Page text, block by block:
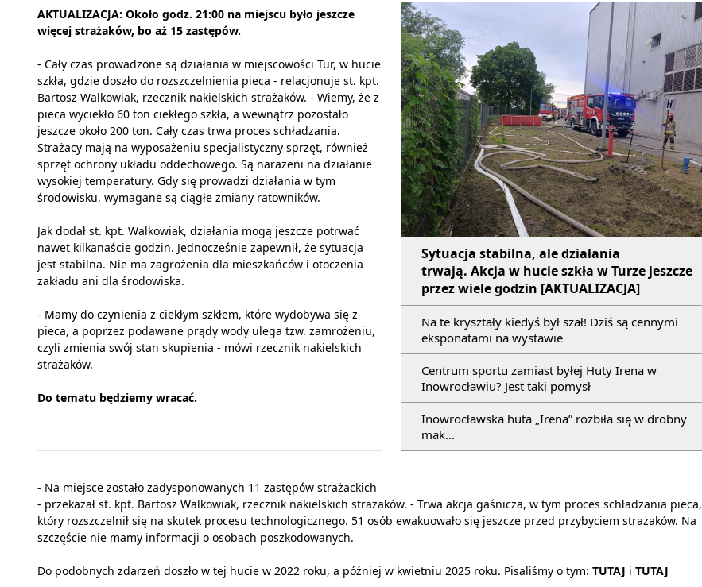
Sytuacja stabilna, ale działania
trwają. Akcja w hucie szkła w Turze jeszcze
przez wiele godzin [AKTUALIZACJA]
Na te kryształy kiedyś był szał! Dziś są cennymi
eksponatami na wystawie
Centrum sportu zamiast byłej Huty Irena w
Inowrocławiu? Jest taki pomysł
Inowrocławska huta „Irena” rozbiła się w drobny
mak...
AKTUALIZACJA: Około godz. 21:00 na miejscu było jeszcze
więcej strażaków, bo aż 15 zastępów.
- Cały czas prowadzone są działania w miejscowości Tur, w hucie
szkła, gdzie doszło do rozszczelnienia pieca - relacjonuje st. kpt.
Bartosz Walkowiak, rzecznik nakielskich strażaków. - Wiemy, że z
pieca wyciekło 60 ton ciekłego szkła, a wewnątrz pozostało
jeszcze około 200 ton. Cały czas trwa proces schładzania.
Strażacy mają na wyposażeniu specjalistyczny sprzęt, również
sprzęt ochrony układu oddechowego. Są narażeni na działanie
wysokiej temperatury. Gdy się prowadzi działania w tym
środowisku, wymagane są ciągłe zmiany ratowników.
Jak dodał st. kpt. Walkowiak, działania mogą jeszcze potrwać
nawet kilkanaście godzin. Jednocześnie zapewnił, że sytuacja
jest stabilna. Nie ma zagrożenia dla mieszkańców i otoczenia
zakładu ani dla środowiska.
- Mamy do czynienia z ciekłym szkłem, które wydobywa się z
pieca, a poprzez podawane prądy wody ulega tzw. zamrożeniu,
czyli zmienia swój stan skupienia - mówi rzecznik nakielskich
strażaków.
Do tematu będziemy wracać.
- Na miejsce zostało zadysponowanych 11 zastępów strażackich
- przekazał st. kpt. Bartosz Walkowiak, rzecznik nakielskich strażaków. - Trwa akcja gaśnicza, w tym proces schładzania pieca,
który rozszczelnił się na skutek procesu technologicznego. 51 osób ewakuowało się jeszcze przed przybyciem strażaków. Na
szczęście nie mamy informacji o osobach poszkodowanych.
Do podobnych zdarzeń doszło w tej hucie w 2022 roku, a później w kwietniu 2025 roku. Pisaliśmy o tym: TUTAJ i TUTAJ